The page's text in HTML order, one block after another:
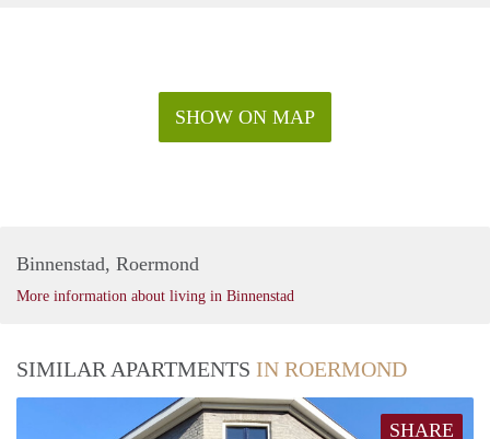
SHOW ON MAP
Binnenstad, Roermond
More information about living in Binnenstad
SIMILAR APARTMENTS IN ROERMOND
SHARE